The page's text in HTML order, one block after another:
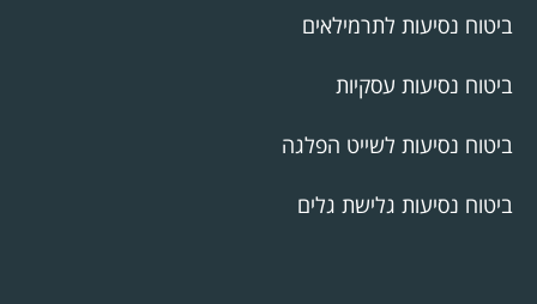
ביטוח נסיעות לתרמילאים
ביטוח נסיעות עסקיות
ביטוח נסיעות לשייט הפלגה
ביטוח נסיעות גלישת גלים